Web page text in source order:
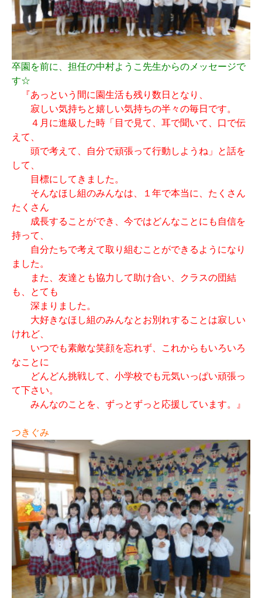
卒園を前に、担任の中村ようこ先生からのメッセージで
す☆
『あっという間に園生活も残り数日となり、
寂しい気持ちと嬉しい気持ちの半々の毎日です。
４月に進級した時「目で見て、耳で聞いて、口で伝
えて、
頭で考えて、自分で頑張って行動しようね」と話を
して、
目標にしてきました。
そんなほし組のみんなは、１年で本当に、たくさん
たくさん
成長することができ、今ではどんなことにも自信を
持って、
自分たちで考えて取り組むことができるようになり
ました。
また、友達とも協力して助け合い、クラスの団結
も、とても
深まりました。
大好きなほし組のみんなとお別れすることは寂しい
けれど、
いつでも素敵な笑顔を忘れず、これからもいろいろ
なことに
どんどん挑戦して、小学校でも元気いっぱい頑張っ
て下さい。
みんなのことを、ずっとずっと応援しています。』
つきぐみ